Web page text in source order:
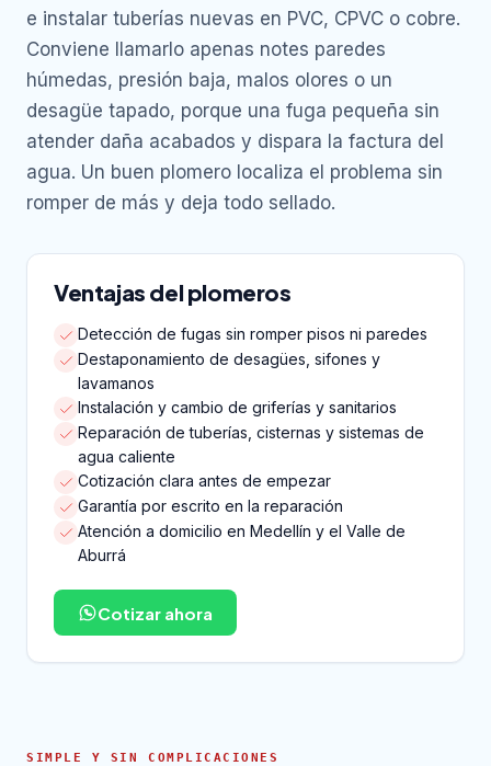
e instalar tuberías nuevas en PVC, CPVC o cobre.
Conviene llamarlo apenas notes paredes
húmedas, presión baja, malos olores o un
desagüe tapado, porque una fuga pequeña sin
atender daña acabados y dispara la factura del
agua. Un buen plomero localiza el problema sin
romper de más y deja todo sellado.
Ventajas del plomeros
Detección de fugas sin romper pisos ni paredes
Destaponamiento de desagües, sifones y
lavamanos
Instalación y cambio de griferías y sanitarios
Reparación de tuberías, cisternas y sistemas de
agua caliente
Cotización clara antes de empezar
Garantía por escrito en la reparación
Atención a domicilio en Medellín y el Valle de
Aburrá
Cotizar ahora
SIMPLE Y SIN COMPLICACIONES